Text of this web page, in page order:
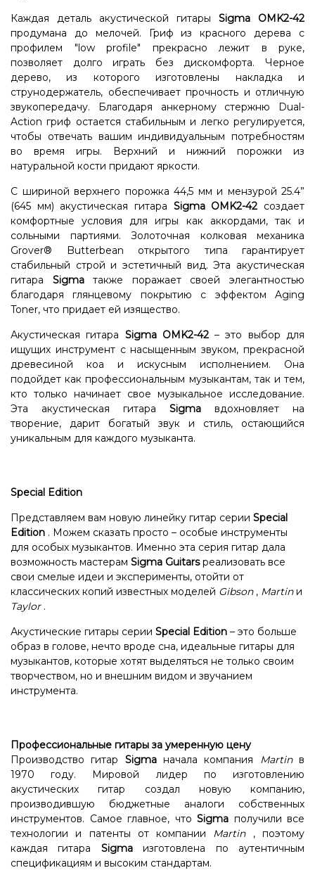
Каждая деталь акустической гитары Sigma OMK2-42
продумана до мелочей. Гриф из красного дерева с
профилем "low profile" прекрасно лежит в руке,
позволяет долго играть без дискомфорта. Черное
дерево, из которого изготовлены накладка и
струнодержатель, обеспечивает прочность и отличную
звукопередачу. Благодаря анкерному стержню Dual-
Action гриф остается стабильным и легко регулируется,
чтобы отвечать вашим индивидуальным потребностям
во время игры. Верхний и нижний порожки из
натуральной кости придают яркости.
С шириной верхнего порожка 44,5 мм и мензурой 25.4”
(645 мм) акустическая гитара Sigma OMK2-42 создает
комфортные условия для игры как аккордами, так и
сольными партиями. Золоточная колковая механика
Grover® Butterbean открытого типа гарантирует
стабильный строй и эстетичный вид. Эта акустическая
гитара Sigmaтакже поражает своей элегантностью
благодаря глянцевому покрытию с эффектом Aging
Toner, что придает ей изящество.
Акустическая гитара Sigma OMK2-42– это выбор для
ищущих инструмент с насыщенным звуком, прекрасной
древесиной коа и искусным исполнением. Она
подойдет как профессиональным музыкантам, так и тем,
кто только начинает свое музыкальное исследование.
Эта акустическая гитара Sigma вдохновляет на
творение, дарит богатый звук и стиль, остающийся
уникальным для каждого музыканта.
Special Edition
Представляем вам новую линейку гитар серии Special
Edition . Можем сказать просто – особые инструменты
для особых музыкантов. Именно эта серия гитар дала
возможность мастерам Sigma Guitarsреализовать все
свои смелые идеи и эксперименты, отойти от
классических копий известных моделей Gibson, Martinи
Taylor.
Акустические гитары серии Special Edition – это больше
образ в голове, нечто вроде сна, идеальные гитары для
музыкантов, которые хотят выделяться не только своим
творчеством, но и внешним видом и звучанием
инструмента.
Профессиональные гитары за умеренную цену
Производство гитар Sigmaначала компания Martinв
1970 году. Мировой лидер по изготовлению
акустических гитар создал новую компанию,
производившую бюджетные аналоги собственных
инструментов. Самое главное, что Sigma получили все
технологии и патенты от компании Martin, поэтому
каждая гитара Sigmaизготовлена ​​по аутентичным
спецификациям и высоким стандартам.